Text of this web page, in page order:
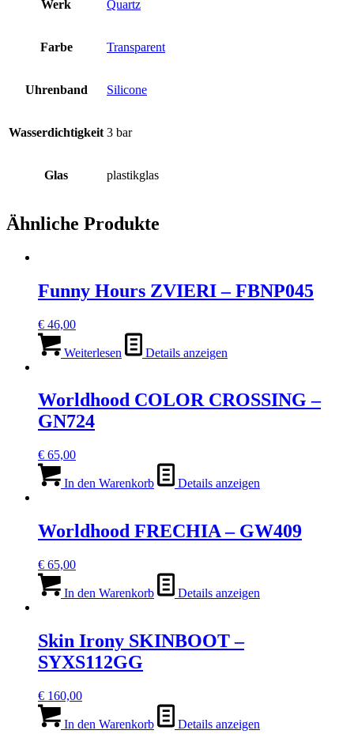
Werk Quartz
Farbe Transparent
Uhrenband Silicone
Wasserdichtigkeit 3 bar
Glas plastikglas
Ähnliche Produkte
Funny Hours ZVIERI – FBNP045
€ 46,00
Weiterlesen Details anzeigen
Worldhood COLOR CROSSING –
GN724
€ 65,00
In den Warenkorb Details anzeigen
Worldhood FRECHIA – GW409
€ 65,00
In den Warenkorb Details anzeigen
Skin Irony SKINBOOT –
SYXS112GG
€ 160,00
In den Warenkorb Details anzeigen